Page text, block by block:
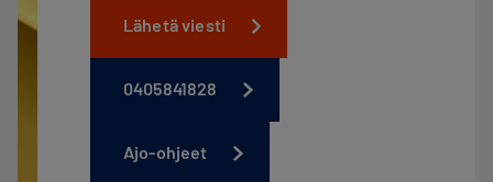
Lähetä viesti
0405841828
Ajo-ohjeet